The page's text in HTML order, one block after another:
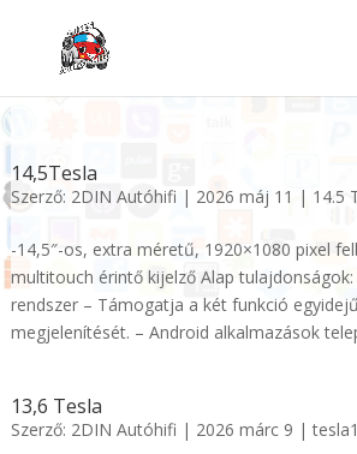
14,5Tesla
Szerző: 2DIN Autóhifi | 2026 máj 11 | 14.5
-14,5″-os, extra méretű, 1920×1080 pixel
multitouch érintő kijelző Alap
rendszer – Támogatja a két funkció
megjelenítését. – Android alkalmazások
13,6 Tesla
Szerző: 2DIN Autóhifi | 2026 márc 9 |